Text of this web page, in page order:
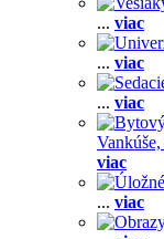
... viac
... viac
... viac
Vankúše,
viac
... viac